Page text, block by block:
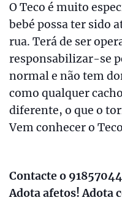
O Teco é muito
bebé possa ter sido
rua. Terá de ser
responsabilizar-se
normal e não tem
como qualquer
diferente, o que o
Vem conhecer o
Contacte o
Adota afetos! Adota